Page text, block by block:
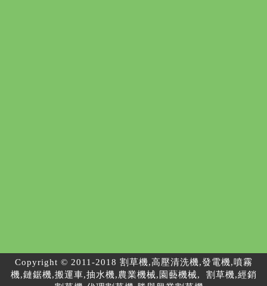
Copyright © 2011-2018 割草機,高壓清洗機,發電機,噴霧
機,鏈鋸機,搬運車,抽水機,農業機械,園藝機械, 割草機,經銷